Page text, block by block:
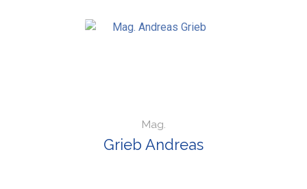
Mag.
Grieb Andreas